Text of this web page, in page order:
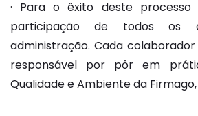
· Para o êxito deste
participação de todos os
administração. Cada colaborador
responsável por pôr em
Qualidade e Ambiente da Firmago,